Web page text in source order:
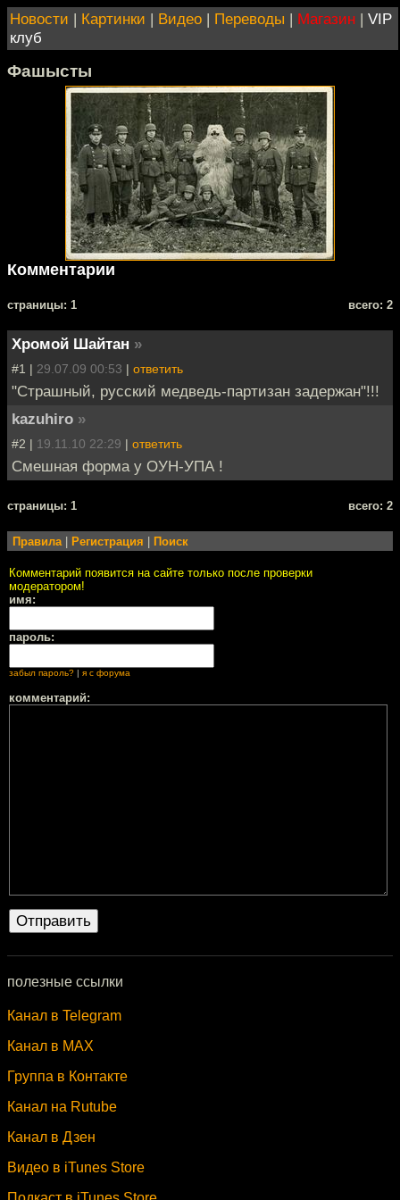
Новости | Картинки | Видео | Переводы | Магазин | VIP
клуб
Фашысты
Комментарии
cтраницы: 1 всего: 2
Хромой Шайтан »
#1 | 29.07.09 00:53 | ответить
"Страшный, русский медведь-партизан задержан"!!!
kazuhiro »
#2 | 19.11.10 22:29 | ответить
Смешная форма у ОУН-УПА !
cтраницы: 1 всего: 2
Правила Регистрация Поиск
Комментарий появится на сайте только после проверки
модератором!
имя:
пароль:
забыл пароль? | я с форума
комментарий:
полезные ссылки
Канал в Telegram
Канал в MAX
Группа в Контакте
Канал на Rutube
Канал в Дзен
Видео в iTunes Store